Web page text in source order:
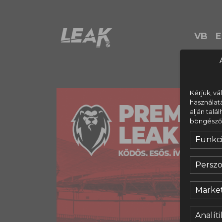
Kérjük,
alján
VB